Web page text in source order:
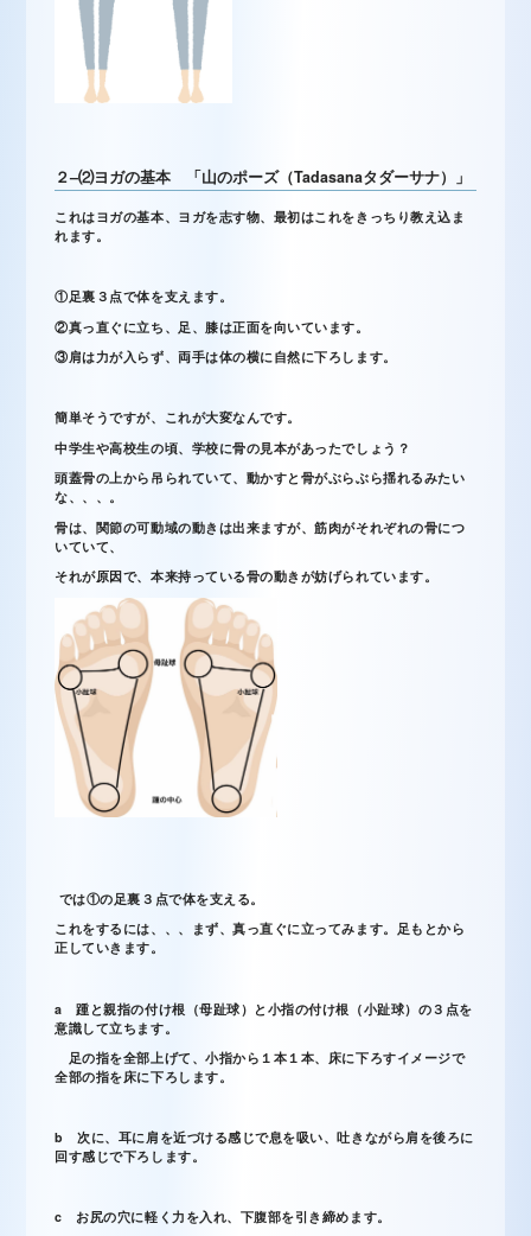
２–⑵ヨガの基本 「山のポーズ（Tadasanaタダーサナ）」
これはヨガの基本、ヨガを志す物、最初はこれをきっちり教え込ま
れます。
①足裏３点で体を支えます。
②真っ直ぐに立ち、足、膝は正面を向いています。
③肩は力が入らず、両手は体の横に自然に下ろします。
簡単そうですが、これが大変なんです。
中学生や高校生の頃、学校に骨の見本があったでしょう？
頭蓋骨の上から吊られていて、動かすと骨がぶらぶら揺れるみたい
な、、、。
骨は、関節の可動域の動きは出来ますが、筋肉がそれぞれの骨につ
いていて、
それが原因で、本来持っている骨の動きが妨げられています。
では①の足裏３点で体を支える。
これをするには、、、まず、真っ直ぐに立ってみます。足もとから
正していきます。
a 踵と親指の付け根（母趾球）と小指の付け根（小趾球）の３点を
意識して立ちます。
足の指を全部上げて、小指から１本１本、床に下ろすイメージで
全部の指を床に下ろします。
b 次に、耳に肩を近づける感じで息を吸い、吐きながら肩を後ろに
回す感じで下ろします。
c お尻の穴に軽く力を入れ、下腹部を引き締めます。